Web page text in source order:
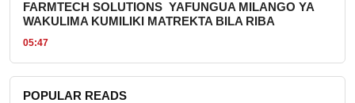
FARMTECH SOLUTIONS YAFUNGUA MILANGO YA
WAKULIMA KUMILIKI MATREKTA BILA RIBA
05:47
POPULAR READS